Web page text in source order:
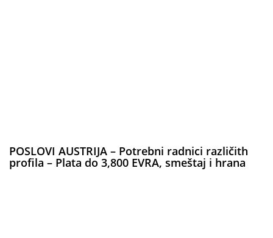
POSLOVI AUSTRIJA – Potrebni radnici različith
profila – Plata do 3,800 EVRA, smeštaj i hrana